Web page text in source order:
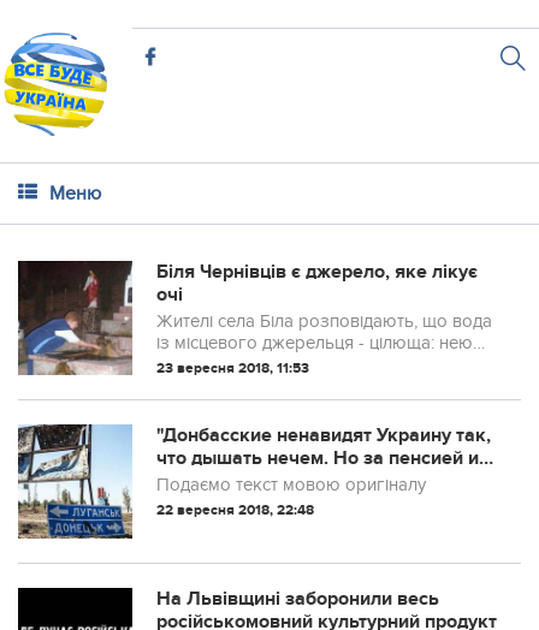
Меню
Біля Чернівців є джерело, яке лікує
очі
Жителі села Біла розповідають, що вода
із місцевого джерельця - цілюща: нею
вмиваються, аби повернути зір Жителі
місцевого джерельця - цілюща: нею
вмиваються, аби повернути зір.
23 вересня 2018, 11:53
"Донбасские ненавидят Украину так,
что дышать нечем. Но за пенсией и
колбасой ходят", - блогер
Подаємо текст мовою оригіналу
22 вересня 2018, 22:48
На Львівщині заборонили весь
російськомовний культурний продукт